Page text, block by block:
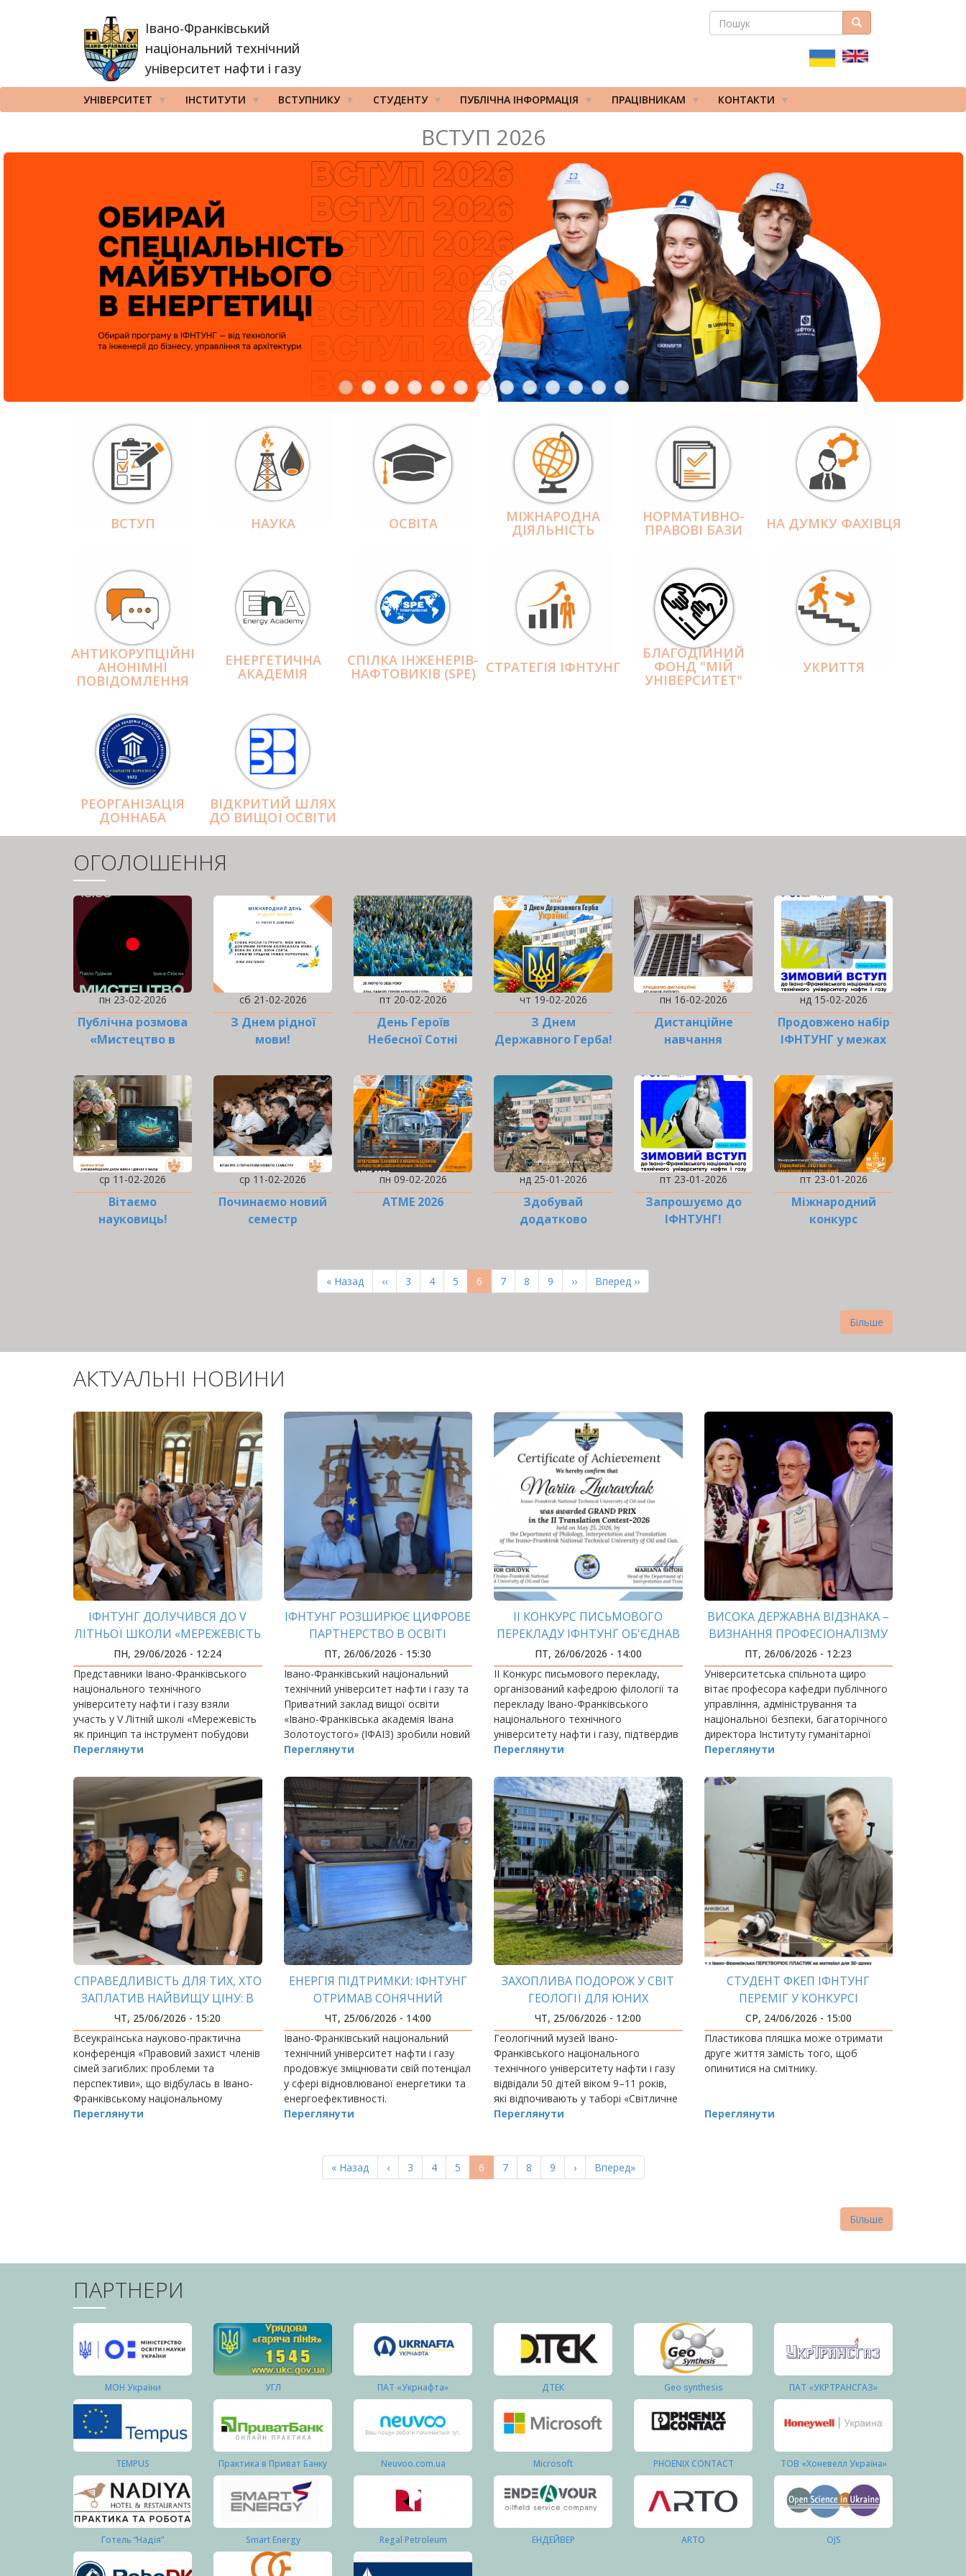
Івано-Франківський
національний технічний
університет нафти і газу
ПОШУКОВА
ПОШУК Пошук
УНІВЕРСИТЕТ ІНСТИТУТИ ВСТУПНИКУ СТУДЕНТУ ПУБЛІЧНА ІНФОРМАЦІЯ ПРАЦІВНИКАМ КОНТАКТИ
ВСТУП 2026
ВСТУП НАУКА ОСВІТА МІЖНАРОДНА
ДІЯЛЬНІCТЬ
НОРМАТИВНО-
ПРАВОВІ БАЗИ НА ДУМКУ ФАХІВЦЯ
АНТИКОРУПЦІЙНІ
АНОНІМНІ
ПОВІДОМЛЕННЯ
ЕНЕРГЕТИЧНА
АКАДЕМІЯ
СПІЛКА ІНЖЕНЕРІВ-
НАФТОВИКІВ (SPE) СТРАТЕГІЯ ІФНТУНГ
БЛАГОДІЙНИЙ
ФОНД "МІЙ
УНІВЕРСИТЕТ"
УКРИТТЯ
РЕОРГАНІЗАЦІЯ
ДОННАБА
ВІДКРИТИЙ ШЛЯХ
ДО ВИЩОЇ ОСВІТИ
ОГОЛОШЕННЯ
пн 23-02-2026
Публічна розмова
«Мистецтво в
сб 21-02-2026
З Днем рідної
мови!
пт 20-02-2026
День Героїв
Небесної Сотні
чт 19-02-2026
З Днем
Державного Герба!
пн 16-02-2026
Дистанційне
навчання
нд 15-02-2026
Продовжено набір
ІФНТУНГ у межах
вступ»
ср 11-02-2026
Вітаємо
науковиць!
ср 11-02-2026
Починаємо новий
семестр
пн 09-02-2026
ATME 2026
нд 25-01-2026
Здобувай
додатково
пт 23-01-2026
Запрошуємо до
ІФНТУНГ!
пт 23-01-2026
Міжнародний
конкурс
Перша
сторінка
« Назад
Попередня
сторінка
‹‹ Page
3 Page
4 Page
5
Поточна
сторінка
6 Page
7 Page
8 Page
9
Наступна
сторінка
››
Остання
сторінка
Вперед ››
Більше
АКТУАЛЬНІ НОВИНИ
ІФНТУНГ ДОЛУЧИВСЯ ДО V
ЛІТНЬОЇ ШКОЛИ «МЕРЕЖЕВІСТЬ
ЯК ПРИНЦИП ТА ІНСТРУМЕНТ
ПОБУДОВИ АКАДЕМІЧНОГО
ПАРТНЕРСТВА»
ПН, 29/06/2026 - 12:24
Представники Івано-Франківського
національного технічного
університету нафти і газу взяли
участь у V Літній школі «Мережевість
як принцип та інструмент побудови
академічного партнерства», що
національного університету…
Переглянути
ІФНТУНГ РОЗШИРЮЄ ЦИФРОВЕ
ПАРТНЕРСТВО В ОСВІТІ
ПТ, 26/06/2026 - 15:30
Івано-Франківський національний
технічний університет нафти і газу та
Приватний заклад вищої освіти
«Івано-Франківська академія Івана
Золотоустого» (ІФАІЗ) зробили новий
крок у розвитку співпраці.
Переглянути
ІІ КОНКУРС ПИСЬМОВОГО
ПЕРЕКЛАДУ ІФНТУНГ ОБ'ЄДНАВ
МАЙЖЕ 500 ТВОРЧИХ РОБІТ
ПТ, 26/06/2026 - 14:00
ІІ Конкурс письмового перекладу,
організований кафедрою філології та
перекладу Івано-Франківського
національного технічного
університету нафти і газу, підтвердив
статус престижного майданчика для
Переглянути
ВИСОКА ДЕРЖАВНА ВІДЗНАКА –
ВИЗНАННЯ ПРОФЕСІОНАЛІЗМУ
ТА БАГАТОРІЧНОЇ ПРАЦІ
ПТ, 26/06/2026 - 12:23
Університетська спільнота щиро
вітає професора кафедри публічного
управління, адміністрування та
національної безпеки, багаторічного
директора Інституту гуманітарної
підготовки та державного управління
з високою…
Переглянути
СПРАВЕДЛИВІСТЬ ДЛЯ ТИХ, ХТО
ЗАПЛАТИВ НАЙВИЩУ ЦІНУ: В
ІФНТУНГ ОБГОВОРИЛИ ЗАХИСТ
РОДИН ЗАГИБЛИХ ВІЙСЬКОВИХ
ЧТ, 25/06/2026 - 15:20
Всеукраїнська науково-практична
конференція «Правовий захист членів
сімей загиблих: проблеми та
перспективи», що відбулась в Івано-
Франківському національному
технічному університеті нафти і газу,
Переглянути
ЕНЕРГІЯ ПІДТРИМКИ: ІФНТУНГ
ОТРИМАВ СОНЯЧНИЙ
КОЛЕКТОР ВІД НІМЕЦЬКИХ
БЛАГОДІЙНИКІВ
ЧТ, 25/06/2026 - 14:00
Івано-Франківський національний
технічний університет нафти і газу
продовжує зміцнювати свій потенціал
у сфері відновлюваної енергетики та
енергоефективності.
Переглянути
ЗАХОПЛИВА ПОДОРОЖ У СВІТ
ГЕОЛОГІЇ ДЛЯ ЮНИХ
ДОСЛІДНИКІВ!
ЧТ, 25/06/2026 - 12:00
Геологічний музей Івано-
Франківського національного
технічного університету нафти і газу
відвідали 50 дітей віком 9–11 років,
які відпочивають у таборі «Світличне
літо» простору «Світлиця святого
Переглянути
СТУДЕНТ ФКЕП ІФНТУНГ
ПЕРЕМІГ У КОНКУРСІ
«ВИНАХІДНИК РОКУ»
СР, 24/06/2026 - 15:00
Пластикова пляшка може отримати
друге життя замість того, щоб
опинитися на смітнику.
Переглянути
Перша
сторінка
« Назад
Попередня
сторінка
‹ Page
3 Page
4 Page
5
Поточна
сторінка
6 Page
7 Page
8 Page
9
Наступна
сторінка
›
Остання
сторінка
Вперед»
Більше
ПАРТНЕРИ
МОН України УГЛ ПАТ «Укрнафта» ДТЕК Geo synthesis ПАТ «УКРТРАНСГАЗ»
TEMPUS Практика в Приват Банку Neuvoo.com.ua Microsoft PHOENIX CONTACT ТОВ «Хоневелл Україна»
Готель “Надія” Smart Energy Regal Petroleum ЕНДЕЙВЕР ARTO OJS